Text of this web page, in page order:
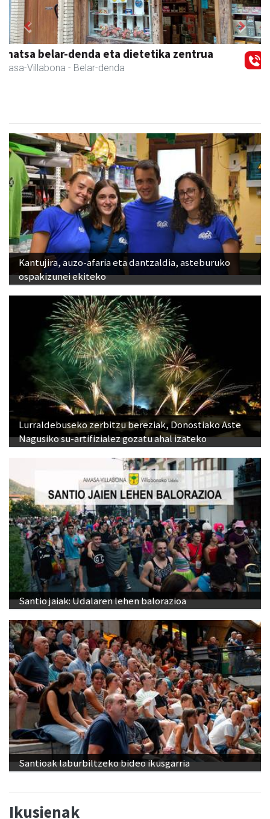
Zubimusu Ikastola
Amasa-Villabona - Hezkuntza
Previous Next
Kantujira, auzo-afaria eta dantzaldia, asteburuko
ospakizunei ekiteko
Lurraldebuseko zerbitzu bereziak, Donostiako Aste
Nagusiko su-artifizialez gozatu ahal izateko
Santio jaiak: Udalaren lehen balorazioa
Santioak laburbiltzeko bideo ikusgarria
Ikusienak